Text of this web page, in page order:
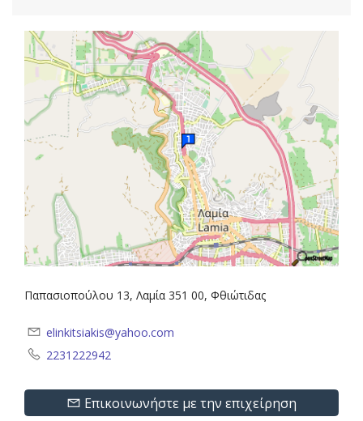
Παπασιοπούλου 13, Λαμία 351 00, Φθιώτιδας
elinkitsiakis@yahoo.com
2231222942
Επικοινωνήστε με την επιχείρηση